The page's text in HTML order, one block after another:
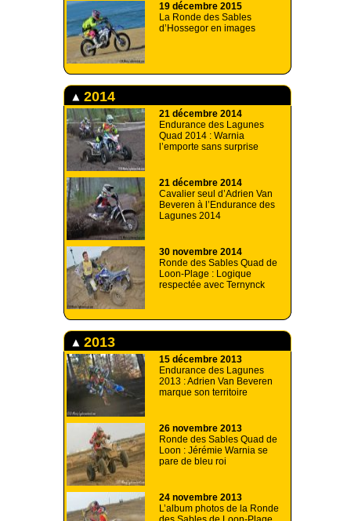
19 décembre 2015
La Ronde des Sables
d’Hossegor en images
2014
21 décembre 2014
Endurance des Lagunes
Quad 2014 : Warnia
l’emporte sans surprise
21 décembre 2014
Cavalier seul d’Adrien Van
Beveren à l’Endurance des
Lagunes 2014
30 novembre 2014
Ronde des Sables Quad de
Loon-Plage : Logique
respectée avec Ternynck
2013
15 décembre 2013
Endurance des Lagunes
2013 : Adrien Van Beveren
marque son territoire
26 novembre 2013
Ronde des Sables Quad de
Loon : Jérémie Warnia se
pare de bleu roi
24 novembre 2013
L’album photos de la Ronde